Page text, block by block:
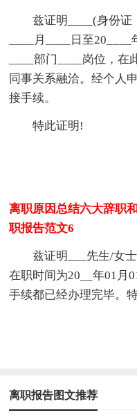
兹证明____(身份证
____月____日至
____部门____岗位，
同事关系融洽。经个人
接手续。
特此证明!
离职原因总结六大辞职
职报告范文6
兹证明___先生/女
在职时间为20__年01月
手续都已经办理完毕。
离职报告图文推荐